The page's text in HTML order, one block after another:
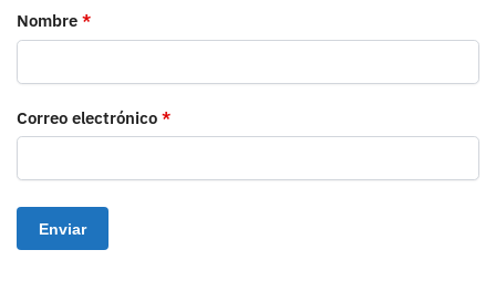
Nombre *
Correo electrónico *